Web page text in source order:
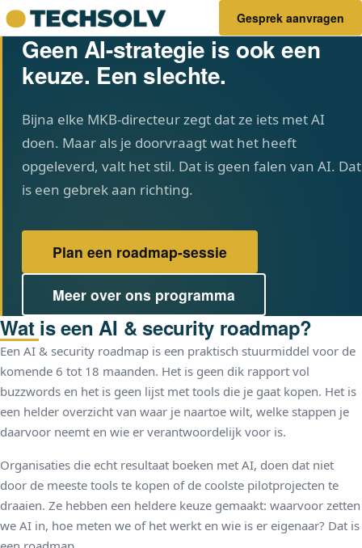
Gesprek aanvragen
Geen AI-strategie is ook een
keuze. Een slechte.
Bijna elke MKB-directeur zegt dat ze iets met AI
doen. Maar als je doorvraagt wat het heeft
opgeleverd, valt het stil. Dat is geen falen van AI. Dat
is een gebrek aan richting.
Plan een roadmap-sessie
Meer over ons programma
Wat is een AI & security roadmap?
Een AI & security roadmap is een praktisch stuurmiddel voor de
komende 6 tot 18 maanden. Het is geen dik rapport vol
buzzwords en het is geen lijst met tools die je gaat kopen. Het is
een helder overzicht van waar je naartoe wilt, welke stappen je
daarvoor neemt en wie er verantwoordelijk voor is.
Organisaties die echt resultaat boeken met AI, doen dat niet
door de meeste tools te kopen of de coolste pilotprojecten te
draaien. Ze hebben een heldere keuze gemaakt: waarvoor zetten
we AI in, hoe meten we of het werkt en wie is er eigenaar? Dat is